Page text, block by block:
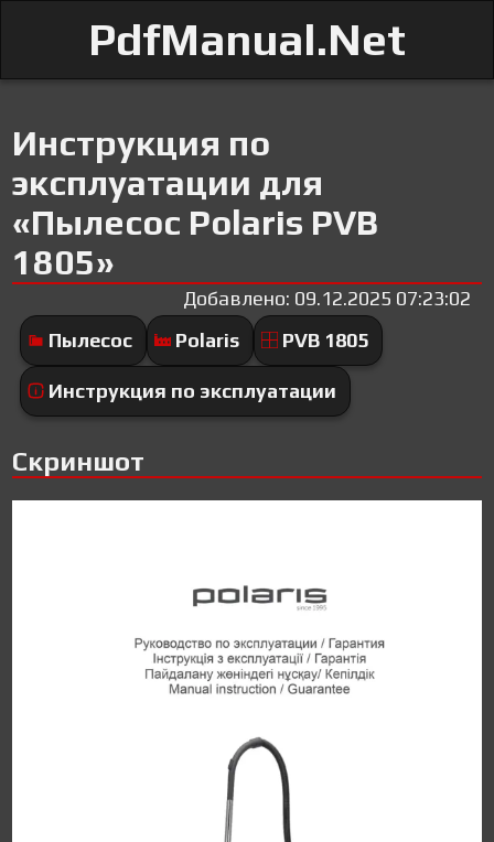
PdfManual.Net
Инструкция по
эксплуатации для
«Пылесос Polaris PVB
1805»
Добавлено: 09.12.2025 07:23:02
Пылесос
Polaris PVB 1805
Инструкция по эксплуатации
Скриншот